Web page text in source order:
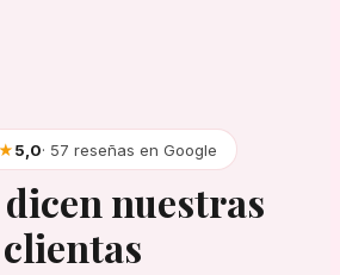
5,0· 57 reseñas en Google
nuestras
clientas